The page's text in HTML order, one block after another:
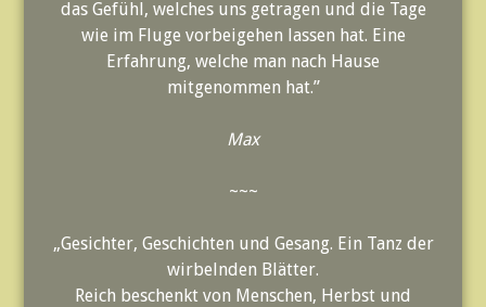
das Gefühl, welches uns getragen und die Tage
wie im Fluge vorbeigehen lassen hat. Eine
Erfahrung, welche man nach Hause
mitgenommen hat.”
Max
~~~
„Gesichter, Geschichten und Gesang. Ein Tanz der
wirbelnden Blätter.
Reich beschenkt von Menschen, Herbst und